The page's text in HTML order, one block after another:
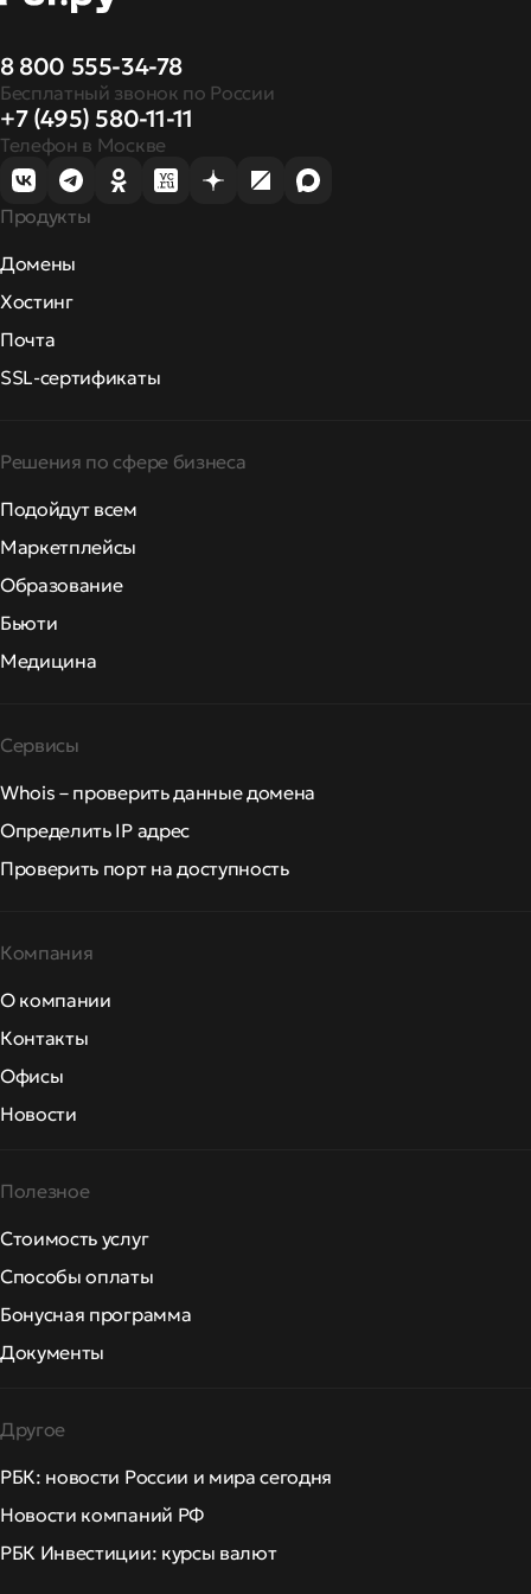
8 800 555-34-78
Бесплатный звонок по России
+7 (495) 580-11-11
Телефон в Москве
Продукты
Домены
Хостинг
Почта
SSL-сертификаты
Решения по сфере бизнеса
Подойдут всем
Маркетплейсы
Образование
Бьюти
Медицина
Сервисы
Whois – проверить данные домена
Определить IP адрес
Проверить порт на доступность
Компания
О компании
Контакты
Офисы
Новости
Полезное
Стоимость услуг
Способы оплаты
Бонусная программа
Документы
Другое
РБК: новости России и мира сегодня
Новости компаний РФ
РБК Инвестиции: курсы валют